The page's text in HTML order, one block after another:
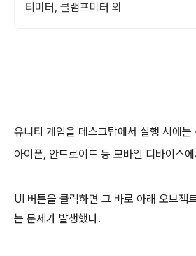
티미터, 클램프미터 외
유니티 게임을 데스크탑에서 실행 시에는
아이폰, 안드로이드 등 모바일 디바이스
UI 버튼을 클릭하면 그 바로 아래 오브젝
는 문제가 발생했다.